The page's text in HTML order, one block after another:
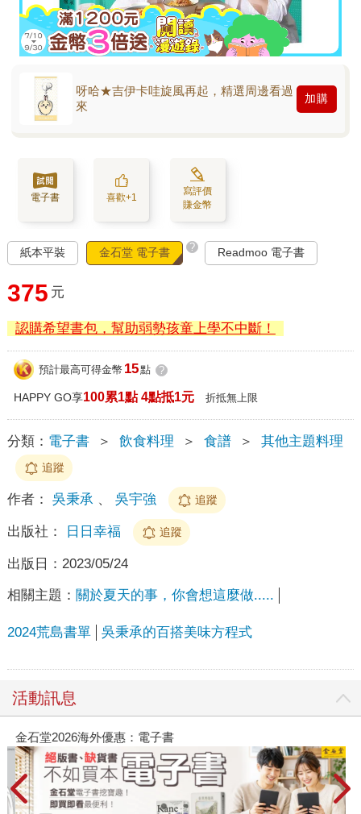
呀哈★吉伊卡哇旋風再起，精選周邊看過
來
加購
電子書 喜歡+1
寫評價
賺金幣
紙本平裝 金石堂 電子書 ? Readmoo 電子書
375 元
認購希望書包，幫助弱勢孩童上學不中斷！
預計最高可得金幣 15點 ?
HAPPY GO享100累1點 4點抵1元 折抵無上限
分類： 電子書 ＞ 飲食料理 ＞ 食譜 ＞ 其他主題料理
追蹤
作者： 吳秉承 、 吳宇強 追蹤
出版社： 日日幸福 追蹤
出版日： 2023/05/24
相關主題： 關於夏天的事，你會想這麼做.....
2024荒島書單 吳秉承的百搭美味方程式
活動訊息
金石堂2026海外優惠：電子書